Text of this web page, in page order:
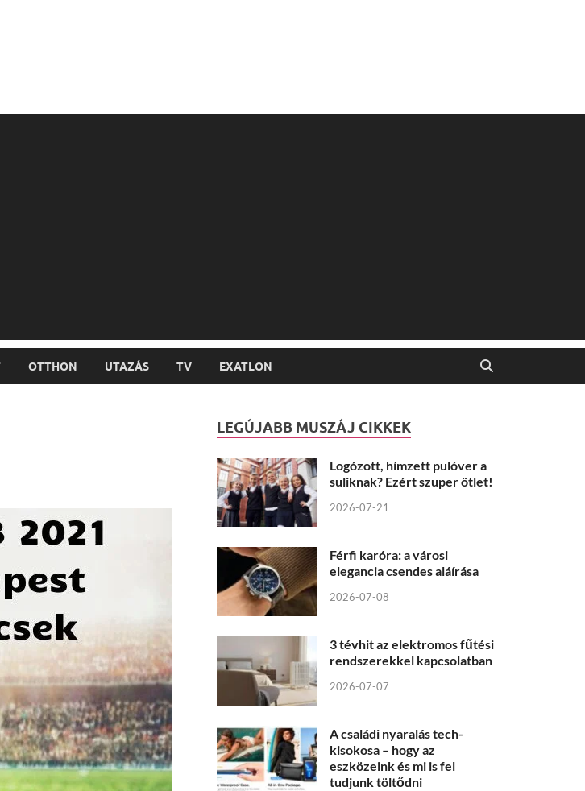
OTTHON UTAZÁS TV EXATLON
LEGÚJABB MUSZÁJ CIKKEK
Logózott, hímzett pulóver a
suliknak? Ezért szuper ötlet!
2026-07-21
Férfi karóra: a városi
elegancia csendes aláírása
2026-07-08
3 tévhit az elektromos fűtési
rendszerekkel kapcsolatban
2026-07-07
A családi nyaralás tech-
kisokosa – hogy az
eszközeink és mi is fel
tudjunk töltődni